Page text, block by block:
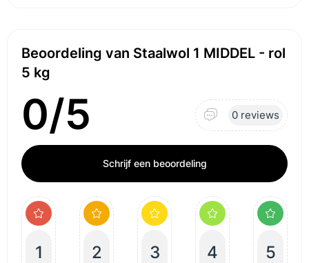
Beoordeling van Staalwol 1 MIDDEL - rol
5 kg
0/5 0 reviews
Schrijf een beoordeling
1 2 3 4 5